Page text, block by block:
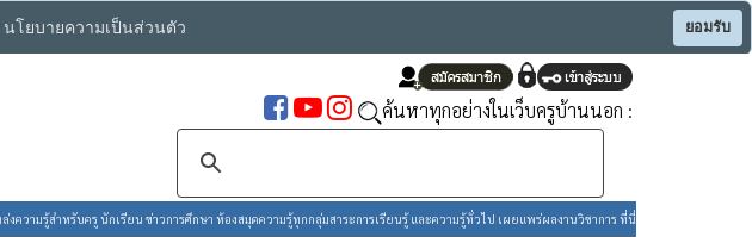
นโยบายความเป็นส่วนตัว ยอมรับ
ค้นหาทุกอย่างในเว็บครูบ้านนอก :
ความรู้สำหรับครู นักเรียน ข่าวการศึกษา ห้องสมุดความรู้ทุกกลุ่มสาระการเรียนรู้ และความรู้ทั่วไป เผยแพร่ผลงานวิชาการ ที่นี่